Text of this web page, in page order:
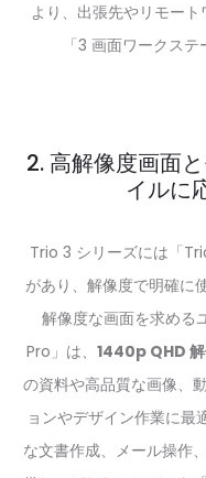
より、出張先やリモー
「3 画面ワークス
2. 高解像度画面
イルに
Trio 3 シリーズには「
があり、解像度で明確に
解像度な画面を求める
Pro」は、 1440p QHD
の資料や高品質な画像、
ョンやデザイン作業に
な文書作成、メール操作